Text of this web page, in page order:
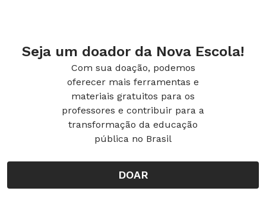
Seja um doador da Nova Escola!
Com sua doação, podemos
oferecer mais ferramentas e
materiais gratuitos para os
professores e contribuir para a
transformação da educação
pública no Brasil
DOAR